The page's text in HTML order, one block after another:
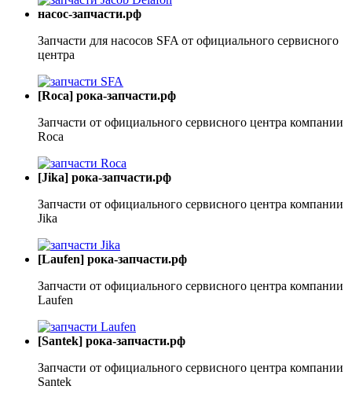
насос-запчасти.рф
Запчасти для насосов SFA от официального сервисного
центра
[Roca] рока-запчасти.рф
Запчасти от официального сервисного центра компании
Roca
[Jika] рока-запчасти.рф
Запчасти от официального сервисного центра компании
Jika
[Laufen] рока-запчасти.рф
Запчасти от официального сервисного центра компании
Laufen
[Santek] рока-запчасти.рф
Запчасти от официального сервисного центра компании
Santek